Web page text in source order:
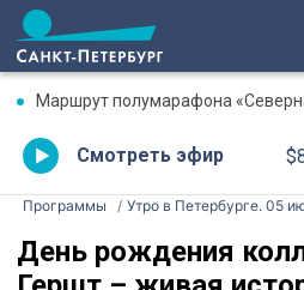
Маршрут полумарафона «Северная столица»: где в
Смотреть эфир
Программы Утро в Петербурге. 05
День рождения